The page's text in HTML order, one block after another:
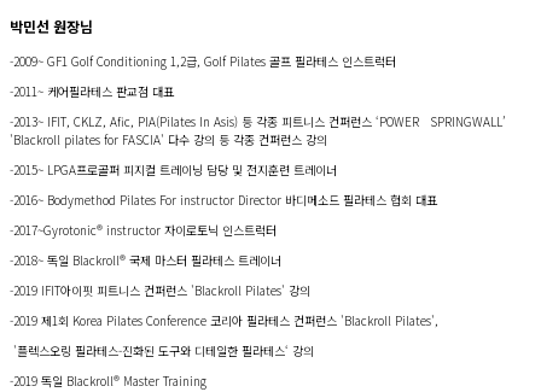
박민선 원장님
-2009~ GF1 Golf Conditioning 1,2급, Golf Pilates 골프 필라테스 인스트럭터
-2011~ 케어필라테스 판교점 대표
-2013~ IFIT, CKLZ, Afic, PIA(Pilates In Asis) 등 각종 피트니스 컨퍼런스 ‘POWER SPRINGWALL’
'Blackroll pilates for FASCIA' 다수 강의 등 각종 컨퍼런스 강의
-2015~ LPGA프로골퍼 피지컬 트레이닝 담당 및 전지훈련 트레이너
-2016~ Bodymethod Pilates For instructor Director 바디메소드 필라테스 협회 대표
-2017~Gyrotonic® instructor 자이로토닉 인스트럭터
-2018~ 독일 Blackroll® 국제 마스터 필라테스 트레이너
-2019 IFIT아이핏 피트니스 컨퍼런스 'Blackroll Pilates' 강의
-2019 제1회 Korea Pilates Conference 코리아 필라테스 컨퍼런스 'Blackroll Pilates',
'플렉스오링 필라테스-진화된 도구와 디테일한 필라테스‘ 강의
-2019 독일 Blackroll® Master Training